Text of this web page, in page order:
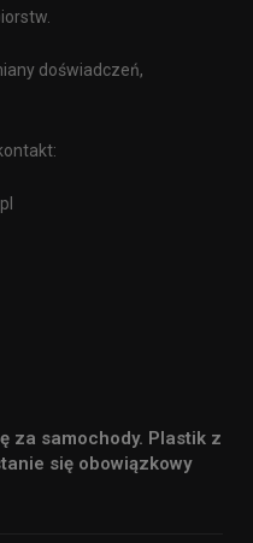
doświadczeń,
za samochody. Plastik z
się obowiązkowy